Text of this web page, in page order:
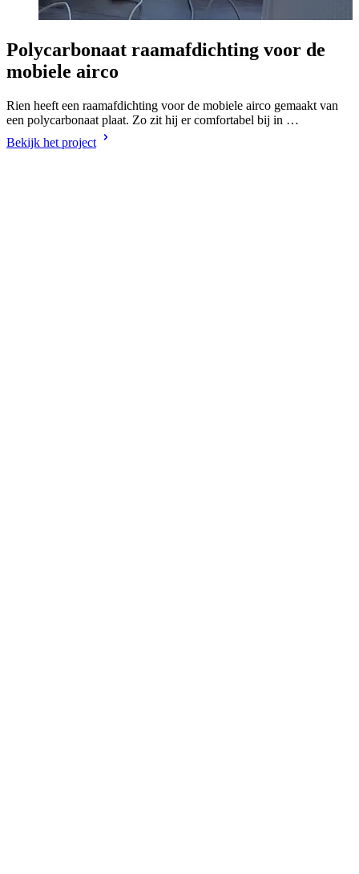
Polycarbonaat raamafdichting voor de
mobiele airco
Rien heeft een raamafdichting voor de mobiele airco gemaakt van
een polycarbonaat plaat. Zo zit hij er comfortabel bij in …
Bekijk het project